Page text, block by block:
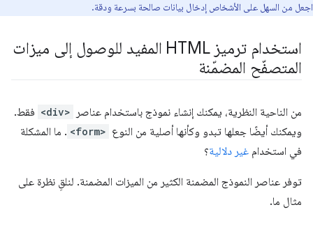
اجعل من السهل على الأشخاص إدخال بيانات صالحة بسرعة ودقة.
استخدام ترميز HTML المفيد للوصول إلى ميزات
المتصفّح المضمّنة
من الناحية النظرية، يمكنك إنشاء نموذج باستخدام عناصر <div> فقط.
ويمكنك أيضًا جعلها تبدو وكأنها أصلية من النوع <form> . ما المشكلة
في استخدام غير دلالية؟
توفر عناصر النموذج المضمنة الكثير من الميزات المضمنة. لنلقِ نظرة على
مثال ما.